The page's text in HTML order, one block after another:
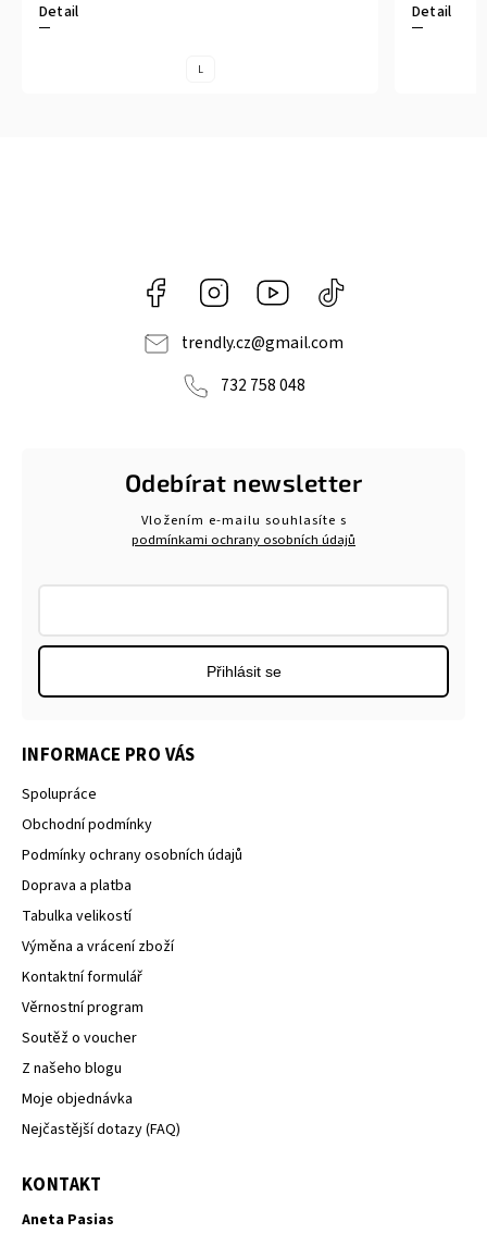
Detail
L
Detail
Facebook Instagram https://www.youtube.com/
navlnetrendu5284
trendly.cz@gmail.com
732 758 048
INFORMACE PRO VÁS
Spolupráce
Obchodní podmínky
Podmínky ochrany osobních údajů
Doprava a platba
Tabulka velikostí
Výměna a vrácení zboží
Kontaktní formulář
Věrnostní program
Soutěž o voucher
Z našeho blogu
Moje objednávka
Nejčastější dotazy (FAQ)
Odebírat newsletter
Vložením e-mailu souhlasíte s
podmínkami ochrany osobních údajů
Přihlásit se
KONTAKT
Aneta Pasias